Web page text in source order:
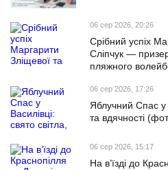
06 сер 2026, 20:26
Срібний успіх
Сліпчук —
пляжного
06 сер 2026, 17:26
Яблучний Спас у
та вдячності
06 сер 2026, 15:17
На в’їзді до